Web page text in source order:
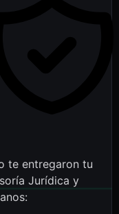
te entregaron tu
Jurídica y